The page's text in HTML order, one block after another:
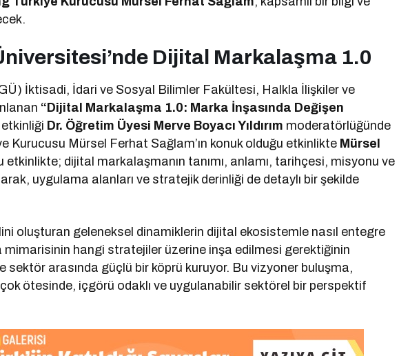
Dijital Markalaşma 1.0
İktisadi, İdari ve Sosyal Bilimler Fakültesi, Halkla İlişkiler ve
“Dijital Markalaşma 1.0: Marka İnşasında Değişen
etkinliği Dr. Öğretim Üyesi Merve Boyacı Yıldırım moderatörlüğünde
Kurucusu Mürsel Ferhat Sağlam’ın konuk olduğu etkinlikte Mürsel
etkinlikte; dijital markalaşmanın tanımı, anlamı, tarihçesi, misyonu ve
uygulama alanları ve stratejik derinliği de detaylı bir şekilde
oluşturan geleneksel dinamiklerin dijital ekosistemle nasıl entegre
mimarisinin hangi stratejiler üzerine inşa edilmesi gerektiğinin
sektör arasında güçlü bir köprü kuruyor. Bu vizyoner buluşma,
ötesinde, içgörü odaklı ve uygulanabilir sektörel bir perspektif